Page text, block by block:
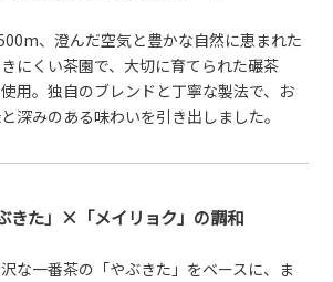
、澄んだ空気と豊かな自然に恵まれた
にくい茶園で、大切に育てられた碾茶
使用。独自のブレンドと丁寧な製法で、お
深みのある味わいを引き出しました。
きた」×「メイリョク」の調和
な一番茶の「やぶきた」をベースに、ま